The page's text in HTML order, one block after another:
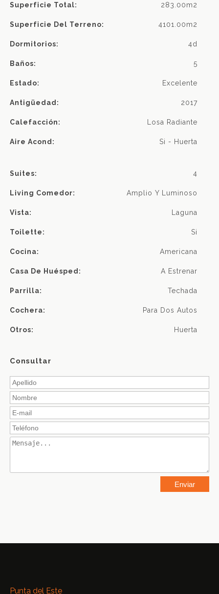
Superficie Total: 283.00m2
Superficie Del Terreno: 4101.00m2
Dormitorios: 4d
Baños: 5
Estado: Excelente
Antigüedad: 2017
Calefacción: Losa Radiante
Aire Acond: Si - Huerta
Suites: 4
Living Comedor: Amplio Y Luminoso
Vista: Laguna
Toilette: Si
Cocina: Americana
Casa De Huésped: A Estrenar
Parrilla: Techada
Cochera: Para Dos Autos
Otros: Huerta
Consultar
Punta del Este